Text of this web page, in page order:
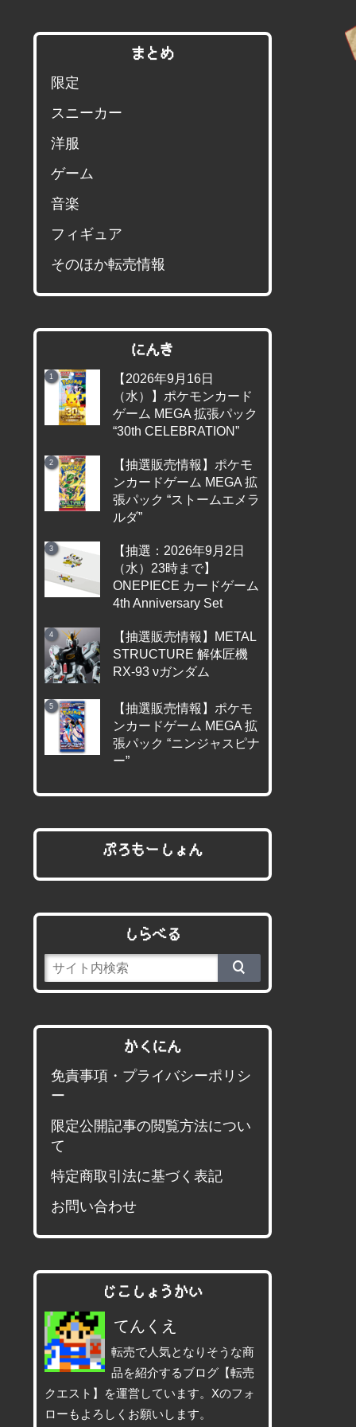
まとめ
限定
スニーカー
洋服
ゲーム
音楽
フィギュア
そのほか転売情報
にんき
【2026年9月16日
（水）】ポケモンカード
ゲーム MEGA 拡張パック
“30th CELEBRATION”
【抽選販売情報】ポケモ
ンカードゲーム MEGA 拡
張パック “ストームエメラ
ルダ”
【抽選：2026年9月2日
（水）23時まで】
ONEPIECE カードゲーム
4th Anniversary Set
【抽選販売情報】METAL
STRUCTURE 解体匠機
RX-93 νガンダム
【抽選販売情報】ポケモ
ンカードゲーム MEGA 拡
張パック “ニンジャスピナ
ー”
ぷろもーしょん
しらべる
かくにん
免責事項・プライバシーポリシ
ー
限定公開記事の閲覧方法につい
て
特定商取引法に基づく表記
お問い合わせ
じこしょうかい
てんくえ
転売で人気となりそうな商
品を紹介するブログ【転売
クエスト】を運営しています。Xのフォ
ローもよろしくお願いします。